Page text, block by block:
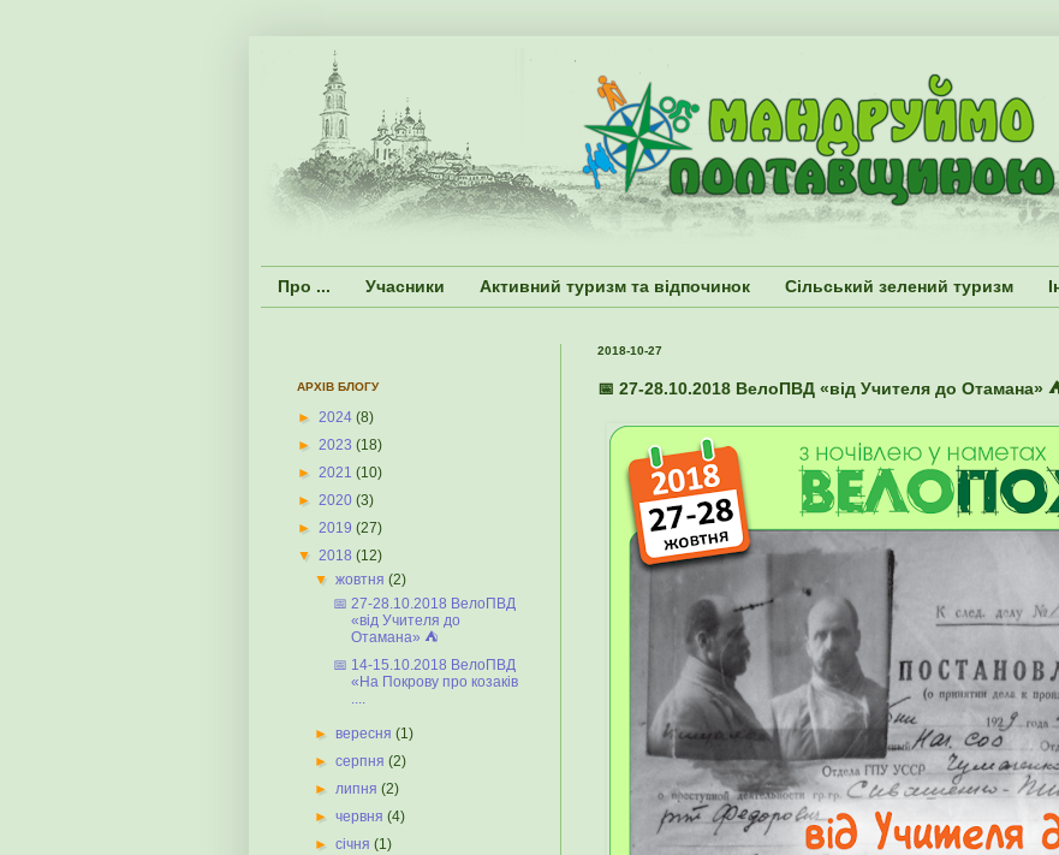
Про ... Учасники Активний туризм та відпочинок Сільський зелений туризм
2018-10-27
📅 27-28.10.2018 ВелоПВД «від Учителя до Отамана»
АРХІВ БЛОГУ
► 2024 (8)
► 2023 (18)
► 2021 (10)
► 2020 (3)
► 2019 (27)
▼ 2018 (12)
▼жовтня(2)
📅 27-28.10.2018 ВелоПВД
«від Учителя до
Отамана» ⛺️
📅 14-15.10.2018 ВелоПВД
«На Покрову про козаків
►вересня(1)
►серпня(2)
► липня(2)
►червня(4)
►січня(1)